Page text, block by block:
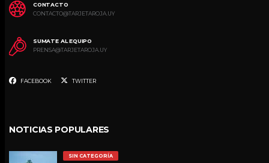
CONTACTO
CONTACTO@TARJETAROJA.UY
SUMATE AL EQUIPO
PRENSA@TARJETAROJA.UY
FACEBOOK TWITTER
NOTICIAS POPULARES
SIN CATEGORÍA